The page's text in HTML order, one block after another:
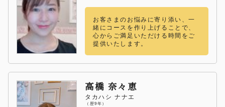
お客さまのお悩みに寄り添い、一
緒にコースを作り上げることで、
心からご満足いただける時間をご
提供いたします。
高橋 奈々恵
タカハシ ナナエ
（歴9年）